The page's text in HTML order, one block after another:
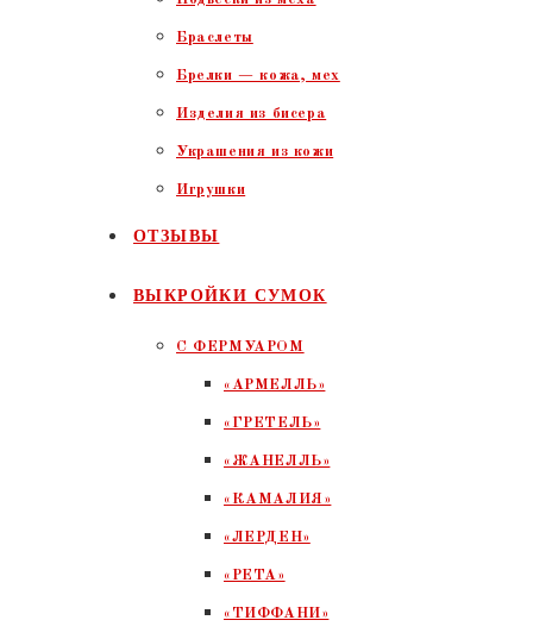
Браслеты
Брелки — кожа, мех
Изделия из бисера
Украшения из кожи
Игрушки
ОТЗЫВЫ
ВЫКРОЙКИ СУМОК
С ФЕРМУАРОМ
«АРМЕЛЛЬ»
«ГРЕТЕЛЬ»
«ЖАНЕЛЛЬ»
«КАМАЛИЯ»
«ЛЕРДЕН»
«РЕТА»
«ТИФФАНИ»